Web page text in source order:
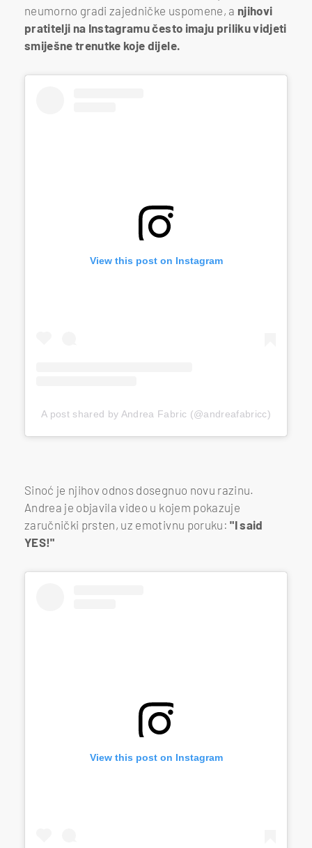
neumorno gradi zajedničke uspomene, a njihovi
pratitelji na Instagramu često imaju priliku vidjeti
smiješne trenutke koje dijele.
View this post on Instagram
A post shared by Andrea Fabric (@andreafabricc)
Sinoć je njihov odnos dosegnuo novu razinu.
Andrea je objavila video u kojem pokazuje
zaručnički prsten, uz emotivnu poruku:"I said
YES!"
View this post on Instagram